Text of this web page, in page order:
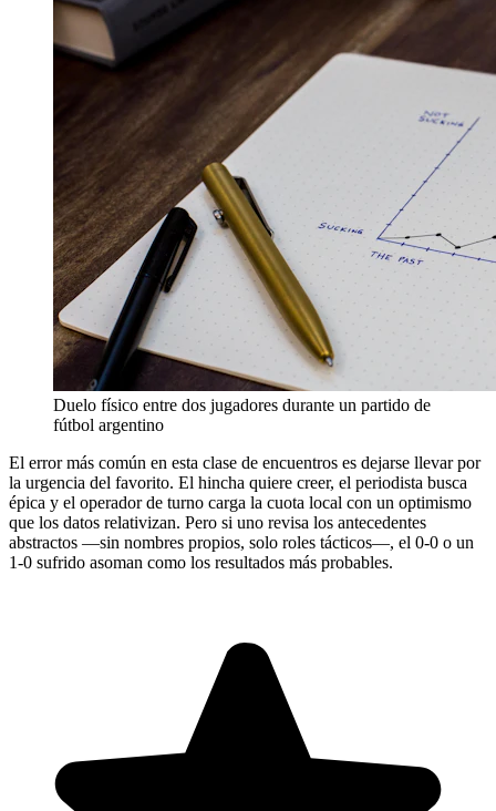
Duelo físico entre dos jugadores durante un partido de
fútbol argentino
El error más común en esta clase de encuentros es dejarse llevar por
la urgencia del favorito. El hincha quiere creer, el periodista busca
épica y el operador de turno carga la cuota local con un optimismo
que los datos relativizan. Pero si uno revisa los antecedentes
abstractos —sin nombres propios, solo roles tácticos—, el 0-0 o un
1-0 sufrido asoman como los resultados más probables.